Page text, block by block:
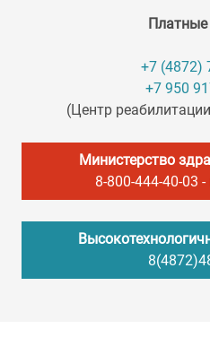
Платные
+7 (4872)
+7 950
(Центр
Министерство
8-800-444-40-03 -